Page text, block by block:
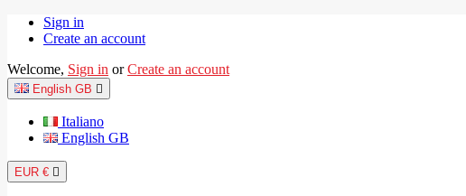
Sign in
Create an account
Welcome, Sign in or Create an account
English GB 
Italiano
English GB
EUR € 